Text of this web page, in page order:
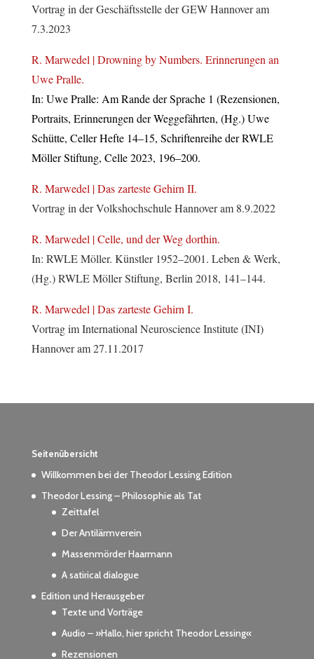
Vortrag in der Geschäftsstelle der GEW Hannover am
7.3.2023
R. Marwedel | Drowning by Numbers. Erinnerungen an
Uwe Pralle.
In: Uwe Pralle: Am Rande der Sprache 1 (Rezensionen,
Portraits, Erinnerungen der Weggefährten, (Hg.) Uwe
Schütte, Celler Hefte 14–15, Schriftenreihe der RWLE
Möller Stiftung, Celle 2023, 196–200.
R. Marwedel | Das zarteste Gehirn II.
Vortrag in der Volkshochschule Hannover am 8.9.2022
R. Marwedel | Celle, und der Weg dorthin.
In: RWLE Möller. Künstler 1952–2001. Leben & Werk,
(Hg.) RWLE Möller Stiftung, Berlin 2018, 141–144.
R. Marwedel | Das zarteste Gehirn I.
Vortrag im International Neuroscience Institute (INI)
Hannover am 27.11.2017
Seitenübersicht
Willkommen bei der Theodor Lessing Edition
Theodor Lessing – Philosophie als Tat
Zeittafel
Der Antilärmverein
Massenmörder Haarmann
A satirical dialogue
Edition und Herausgeber
Texte und Vorträge
Audio – »Hallo, hier spricht Theodor Lessing«
Rezensionen